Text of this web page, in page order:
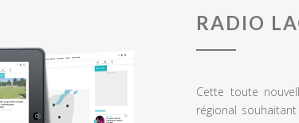
RADIO
Cette toute
régional